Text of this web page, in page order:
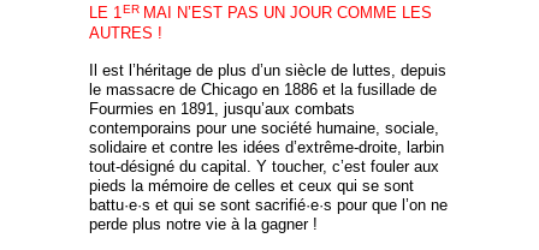
LE 1 ERMAI N’EST PAS UN JOUR COMME LES
AUTRES !
Il est l’héritage de plus d’un siècle de luttes, depuis
le massacre de Chicago en 1886 et la fusillade de
Fourmies en 1891, jusqu’aux combats
contemporains pour une société humaine, sociale,
solidaire et contre les idées d’extrême-droite, larbin
tout-désigné du capital. Y toucher, c’est fouler aux
pieds la mémoire de celles et ceux qui se sont
battu·e·s et qui se sont sacrifié·e·s pour que l’on ne
perde plus notre vie à la gagner !